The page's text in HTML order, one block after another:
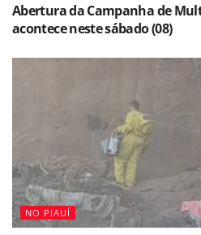
Abertura da Campanha de
acontece neste sábado (08)
NO PIAUÍ